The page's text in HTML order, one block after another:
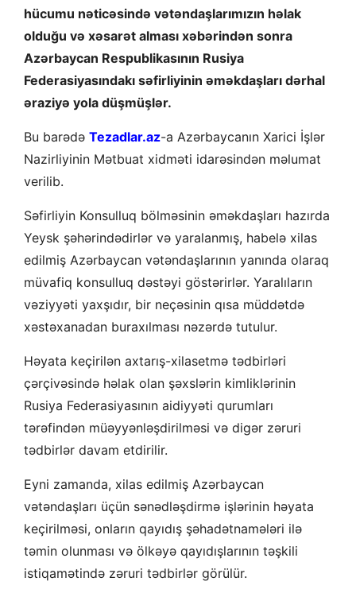
hücumu nəticəsində vətəndaşlarımızın həlak
olduğu və xəsarət alması xəbərindən sonra
Azərbaycan Respublikasının Rusiya
Federasiyasındakı səfirliyinin əməkdaşları dərhal
əraziyə yola düşmüşlər.
Bu barədə Tezadlar.az-a Azərbaycanın Xarici İşlər
Nazirliyinin Mətbuat xidməti idarəsindən məlumat
verilib.
Səfirliyin Konsulluq bölməsinin əməkdaşları hazırda
Yeysk şəhərindədirlər və yaralanmış, habelə xilas
edilmiş Azərbaycan vətəndaşlarının yanında olaraq
müvafiq konsulluq dəstəyi göstərirlər. Yaralıların
vəziyyəti yaxşıdır, bir neçəsinin qısa müddətdə
xəstəxanadan buraxılması nəzərdə tutulur.
Həyata keçirilən axtarış-xilasetmə tədbirləri
çərçivəsində həlak olan şəxslərin kimliklərinin
Rusiya Federasiyasının aidiyyəti qurumları
tərəfindən müəyyənləşdirilməsi və digər zəruri
tədbirlər davam etdirilir.
‎Eyni zamanda, xilas edilmiş Azərbaycan
vətəndaşları üçün sənədləşdirmə işlərinin həyata
keçirilməsi, onların qayıdış şəhadətnamələri ilə
təmin olunması və ölkəyə qayıdışlarının təşkili
istiqamətində zəruri tədbirlər görülür.